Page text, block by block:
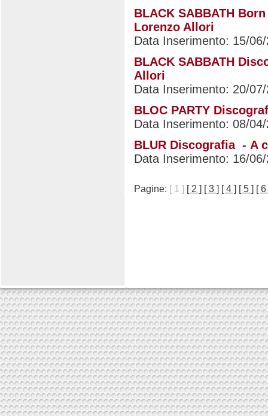
BLACK SABBATH
Lorenzo Allori
Data Inserimento: 15/
BLACK SABBATH
Allori
Data Inserimento: 20/
BLOC PARTY
Data Inserimento: 08/
BLUR Discografia - A
Data Inserimento: 16/
Pagine: [ 1 ] [ 2 ] [ 3 ] [ 4 ] [ 5 ] [